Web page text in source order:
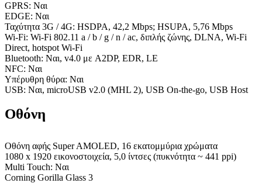
GPRS: Ναι
EDGE: Ναι
Ταχύτητα 3G / 4G: HSDPA, 42,2 Mbps; HSUPA, 5,76 Mbps
Wi-Fi: Wi-Fi 802.11 a / b / g / n / ac, διπλής ζώνης, DLNA, Wi-Fi
Direct, hotspot Wi-Fi
Bluetooth: Ναι, v4.0 με A2DP, EDR, LE
NFC: Ναι
Υπέρυθρη θύρα: Ναι
USB: Ναι, microUSB v2.0 (MHL 2), USB On-the-go, USB Host
Οθόνη
Οθόνη αφής Super AMOLED, 16 εκατομμύρια χρώματα
1080 x 1920 εικονοστοιχεία, 5,0 ίντσες (πυκνότητα ~ 441 ppi)
Multi Touch: Ναι
Corning Gorilla Glass 3